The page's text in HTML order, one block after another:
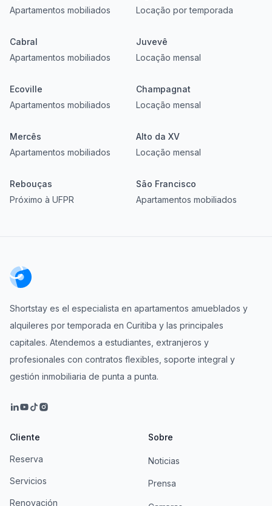
Apartamentos mobiliados
Locação por temporada
Cabral
Apartamentos mobiliados
Juvevê
Locação mensal
Ecoville
Apartamentos mobiliados
Champagnat
Locação mensal
Mercês
Apartamentos mobiliados
Alto da XV
Locação mensal
Rebouças
Próximo à UFPR
São Francisco
Apartamentos mobiliados
Shortstay es el especialista en apartamentos amueblados y
alquileres por temporada en Curitiba y las principales
capitales. Atendemos a estudiantes, extranjeros y
profesionales con contratos flexibles, soporte integral y
gestión inmobiliaria de punta a punta.
Cliente
Reserva
Servicios
Renovación
Sobre
Noticias
Prensa